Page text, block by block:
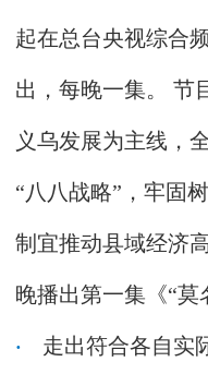
起在总台央视综合
出，每晚一集。 节
义乌发展为主线，
“八八战略”，牢固
制宜推动县域经济
晚播出第一集《“莫
走出符合各自实